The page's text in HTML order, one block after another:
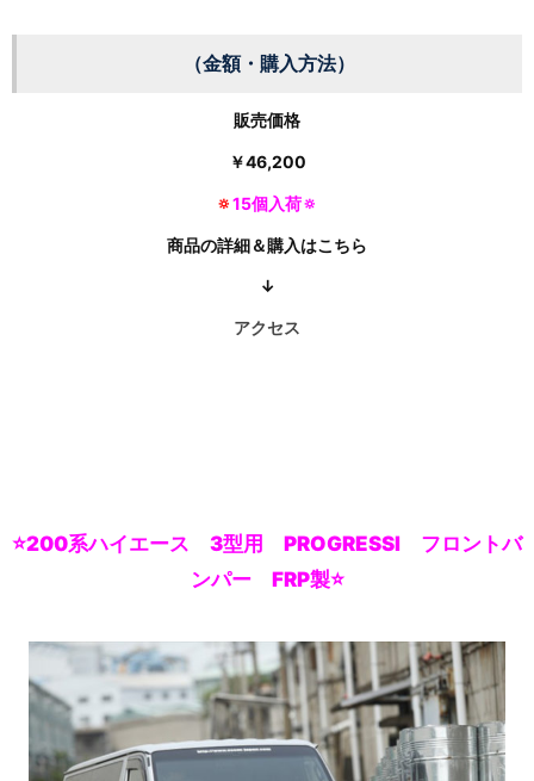
（金額・購入方法）
販売価格
￥46,200
🔅15個入荷🔅
商品の詳細＆購入はこちら
↓
アクセス
⭐200系ハイエース 3型用 PROGRESSI フロントバ
ンパー FRP製⭐